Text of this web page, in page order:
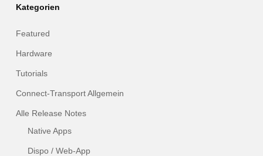
Kategorien
Featured
Hardware
Tutorials
Connect-Transport Allgemein
Alle Release Notes
Native Apps
Dispo / Web-App